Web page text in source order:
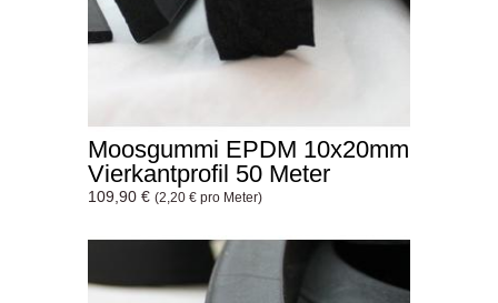
Moosgummi EPDM 10x20mm
Vierkantprofil 50 Meter
109,90 € (2,20 € pro Meter)